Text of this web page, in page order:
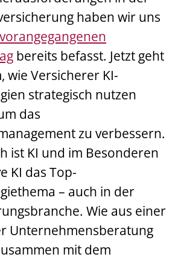
haben wir uns
vorangegangenen
bereits befasst. Jetzt geht
wie Versicherer KI-
strategisch nutzen
das
zu verbessern.
ist KI und im Besonderen
KI das Top-
– auch in der
Wie aus einer
Unternehmensberatung
mit dem